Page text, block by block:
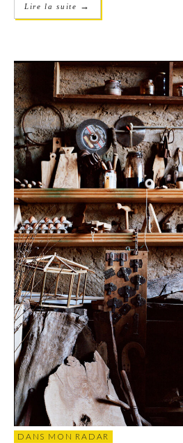
Lire la suite →
DANS MON RADAR